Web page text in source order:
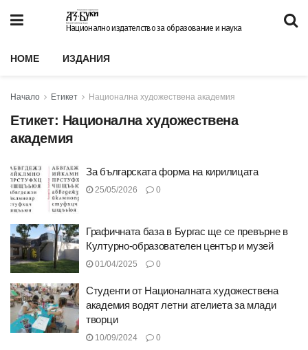
Национално издателство за образование и наука
HOME ИЗДАНИЯ
Начало Етикет Национална художествена академия
Етикет: Национална художествена
академия
За българската форма на кирилицата
25/05/2026 0
Графичната база в Бургас ще се превърне в
Културно-образователен център и музей
01/04/2025 0
Студенти от Националната художествена
академия водят летни ателиета за млади
творци
10/09/2024 0